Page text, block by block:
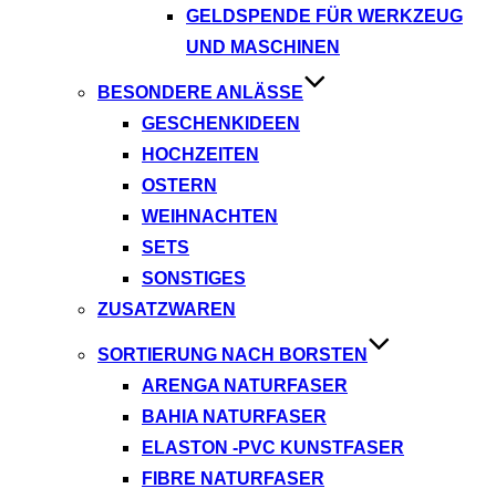
GELDSPENDE FÜR WERKZEUG
UND MASCHINEN
BESONDERE ANLÄSSE
GESCHENKIDEEN
HOCHZEITEN
OSTERN
WEIHNACHTEN
SETS
SONSTIGES
ZUSATZWAREN
SORTIERUNG NACH BORSTEN
ARENGA NATURFASER
BAHIA NATURFASER
ELASTON -PVC KUNSTFASER
FIBRE NATURFASER